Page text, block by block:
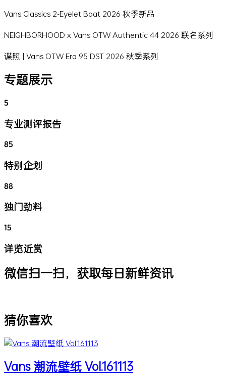
Vans Classics 2-Eyelet Boat 2026 秋季新品
NEIGHBORHOOD x Vans OTW Authentic 44 2026 联名系列
谍照 | Vans OTW Era 95 DST 2026 秋季系列
专题展示
5
专业测评报告
85
特别企划
88
独门劲料
15
详览近赏
微信扫一扫，获取每日新鲜资讯
猜你喜欢
Vans 潮流壁纸 Vol.161113